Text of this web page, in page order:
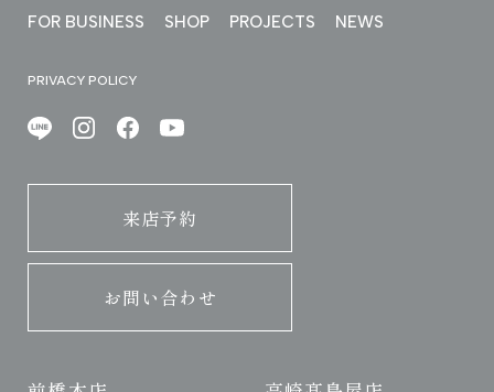
FOR BUSINESS SHOP PROJECTS NEWS
PRIVACY POLICY
来店予約
お問い合わせ